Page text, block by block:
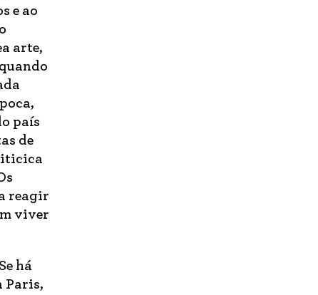
e ao
arte,
país
de
reagir
viver
há
Paris,